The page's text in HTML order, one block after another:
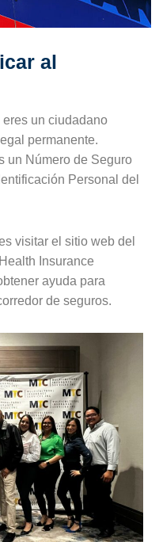
al
un ciudadano
permanente.
un Número de Seguro
Personal del
visitar el sitio web del
Insurance
ayuda para
de seguros.